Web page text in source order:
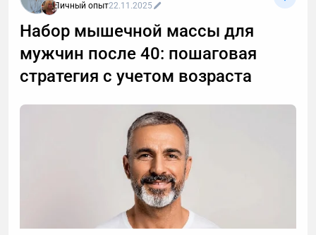
Личный опыт22.11.2025
Набор мышечной массы для
мужчин после 40: пошаговая
стратегия с учетом возраста